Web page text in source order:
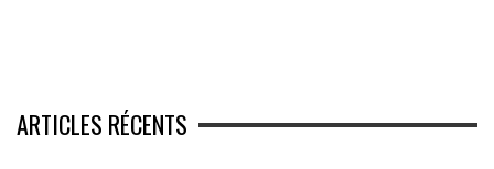
ARTICLES RÉCENTS